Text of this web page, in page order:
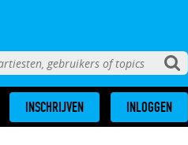
INSCHRIJVEN INLOGGEN